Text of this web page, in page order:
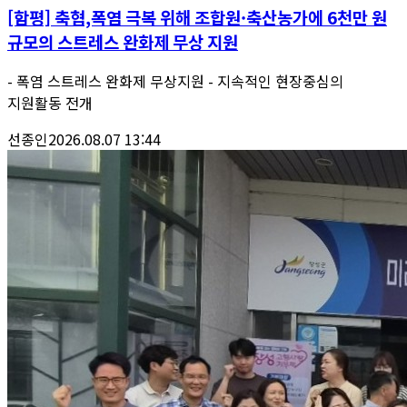
[함평] 축협,폭염 극복 위해 조합원·축산농가에 6천만 원
규모의 스트레스 완화제 무상 지원
- 폭염 스트레스 완화제 무상지원 - 지속적인 현장중심의
지원활동 전개
선종인2026.08.07 13:44